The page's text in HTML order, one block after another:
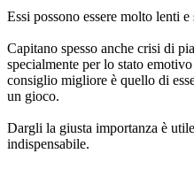
Essi possono essere molto lenti
Capitano spesso anche crisi di
specialmente per lo stato
consiglio migliore è quello di
un gioco.
Dargli la giusta importanza è
indispensabile.